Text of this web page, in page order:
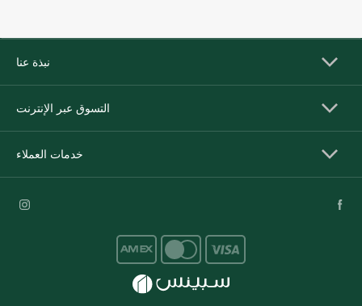
نبذة عنا
التسوق عبر الإنترنت
خدمات العملاء